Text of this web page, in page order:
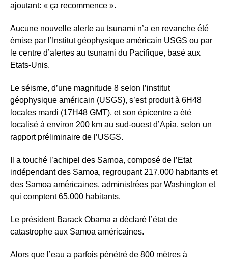
ajoutant: « ça recommence ».
Aucune nouvelle alerte au tsunami n’a en revanche été
émise par l’Institut géophysique américain USGS ou par
le centre d’alertes au tsunami du Pacifique, basé aux
Etats-Unis.
Le séisme, d’une magnitude 8 selon l’institut
géophysique américain (USGS), s’est produit à 6H48
locales mardi (17H48 GMT), et son épicentre a été
localisé à environ 200 km au sud-ouest d’Apia, selon un
rapport préliminaire de l’USGS.
Il a touché l’achipel des Samoa, composé de l’Etat
indépendant des Samoa, regroupant 217.000 habitants et
des Samoa américaines, administrées par Washington et
qui comptent 65.000 habitants.
Le président Barack Obama a déclaré l’état de
catastrophe aux Samoa américaines.
Alors que l’eau a parfois pénétré de 800 mètres à